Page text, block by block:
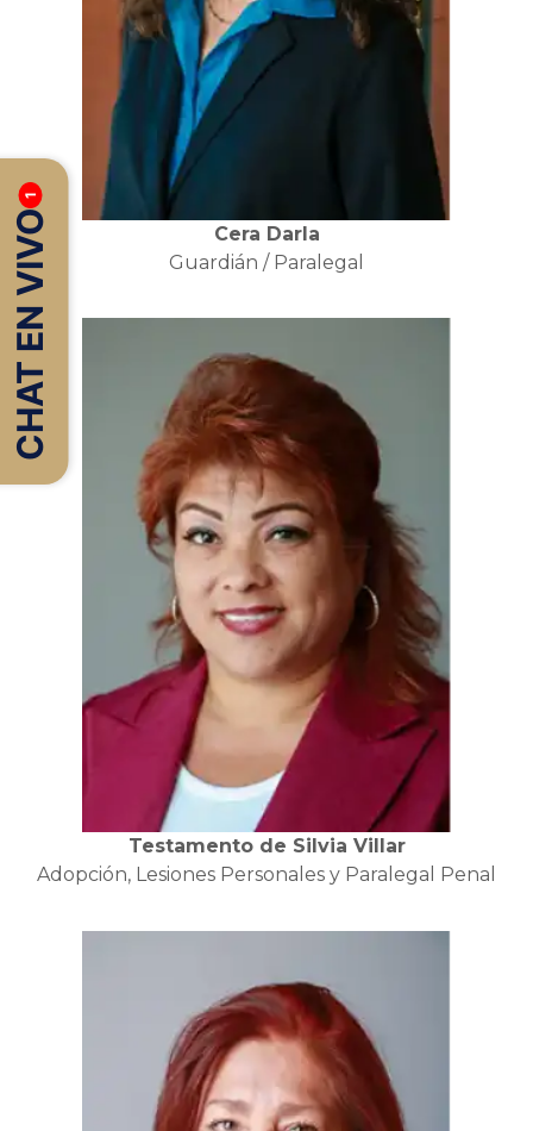
Cera Darla
Guardián / Paralegal
Testamento de Silvia Villar
Adopción, Lesiones Personales y Paralegal Penal
CHAT EN VIVO
1